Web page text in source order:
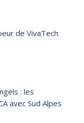
de VivaTech
: les
avec Sud Alpes